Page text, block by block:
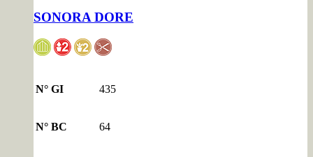
SONORA DORE
N° GI 435
N° BC 64